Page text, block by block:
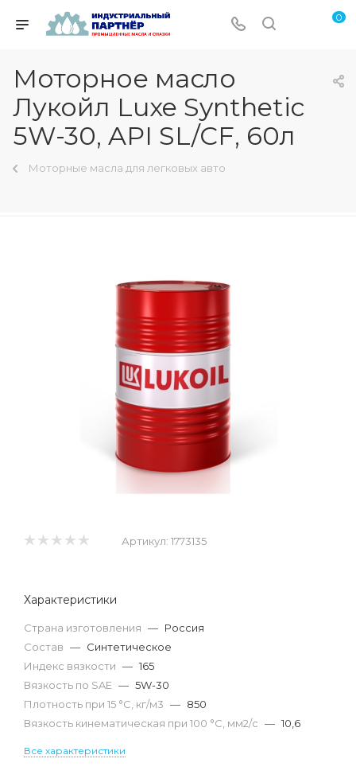
0
Моторное масло
Лукойл Luxe Synthetic
5W-30, API SL/CF, 60л
Моторные масла для легковых авто
Артикул: 1773135
Характеристики
Страна изготовления — Россия
Состав — Синтетическое
Индекс вязкости — 165
Вязкость по SAE — 5W-30
Плотность при 15 °С, кг/м3 — 850
Вязкость кинематическая при 100 °С, мм2/с — 10,6
Все характеристики